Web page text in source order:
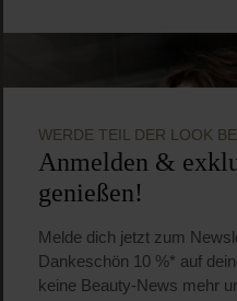
WERDE TEIL DER LOOK
Anmelden &
genießen!
Melde dich jetzt zum
Dankeschön 10 %* auf
keine Beauty-News mehr